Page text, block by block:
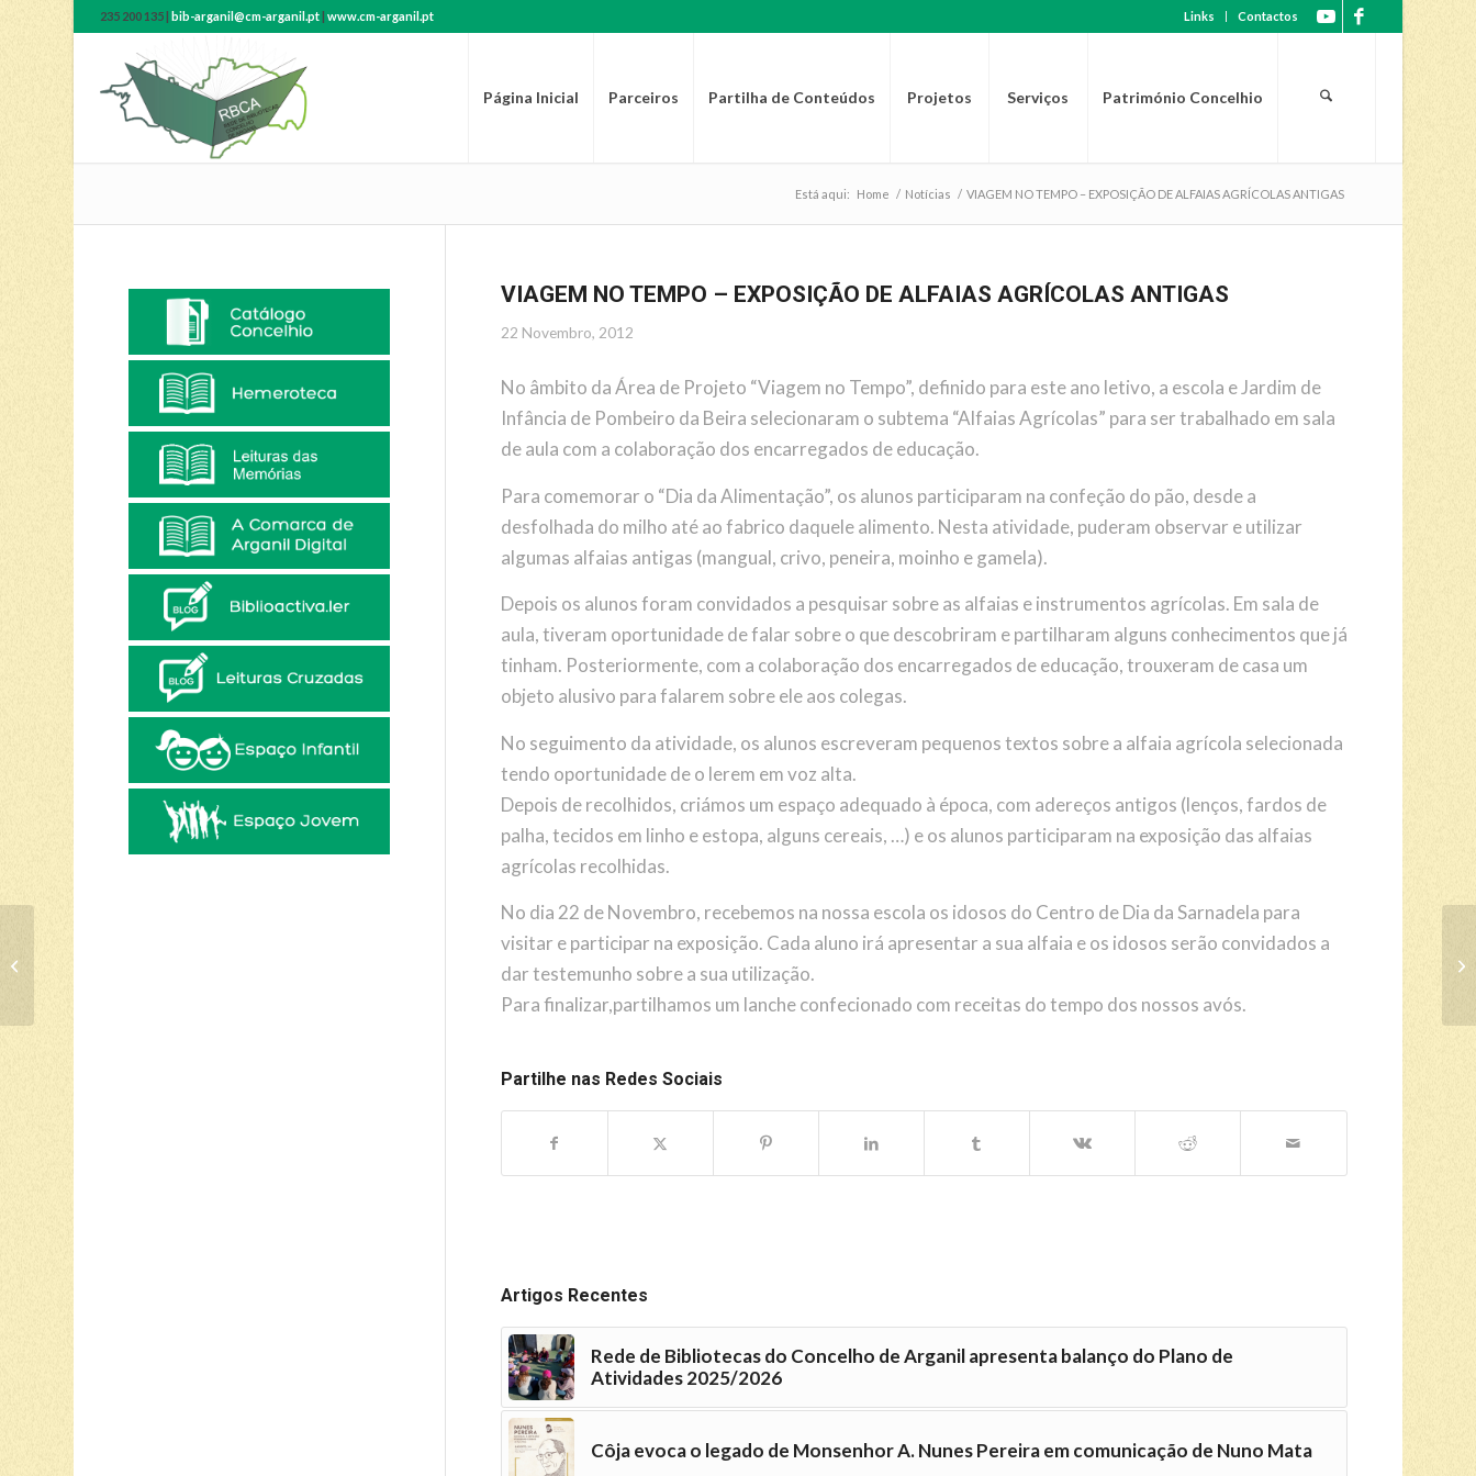
Links Contactos
235 200 135 |bib-arganil@cm-arganil.pt|www.cm-arganil.pt
Página Inicial Parceiros Partilha de Conteúdos Projetos Serviços Património Concelhio
Está aqui: Home / Notícias / VIAGEM NO TEMPO – EXPOSIÇÃO DE ALFAIAS AGRÍCOLAS ANTIGAS
VIAGEM NO TEMPO – EXPOSIÇÃO DE ALFAIAS AGRÍCOLAS ANTIGAS
22 Novembro, 2012
No âmbito da Área de Projeto “Viagem no Tempo”, definido para este ano letivo, a escola e Jardim de
Infância de Pombeiro da Beira selecionaram o subtema “Alfaias Agrícolas” para ser trabalhado em sala
de aula com a colaboração dos encarregados de educação.
Para comemorar o “Dia da Alimentação”, os alunos participaram na confeção do pão, desde a
desfolhada do milho até ao fabrico daquele alimento. Nesta atividade, puderam observar e utilizar
algumas alfaias antigas (mangual, crivo, peneira, moinho e gamela).
Depois os alunos foram convidados a pesquisar sobre as alfaias e instrumentos agrícolas. Em sala de
aula, tiveram oportunidade de falar sobre o que descobriram e partilharam alguns conhecimentos que já
tinham. Posteriormente, com a colaboração dos encarregados de educação, trouxeram de casa um
objeto alusivo para falarem sobre ele aos colegas.
No seguimento da atividade, os alunos escreveram pequenos textos sobre a alfaia agrícola selecionada
tendo oportunidade de o lerem em voz alta.
Depois de recolhidos, criámos um espaço adequado à época, com adereços antigos (lenços, fardos de
palha, tecidos em linho e estopa, alguns cereais, …) e os alunos participaram na exposição das alfaias
agrícolas recolhidas.
No dia 22 de Novembro, recebemos na nossa escola os idosos do Centro de Dia da Sarnadela para
visitar e participar na exposição. Cada aluno irá apresentar a sua alfaia e os idosos serão convidados a
dar testemunho sobre a sua utilização.
Para finalizar,partilhamos um lanche confecionado com receitas do tempo dos nossos avós.
Partilhe nas Redes Sociais
Artigos Recentes
Rede de Bibliotecas do Concelho de Arganil apresenta balanço do Plano de
Atividades 2025/2026
Côja evoca o legado de Monsenhor A. Nunes Pereira em comunicação de Nuno Mata